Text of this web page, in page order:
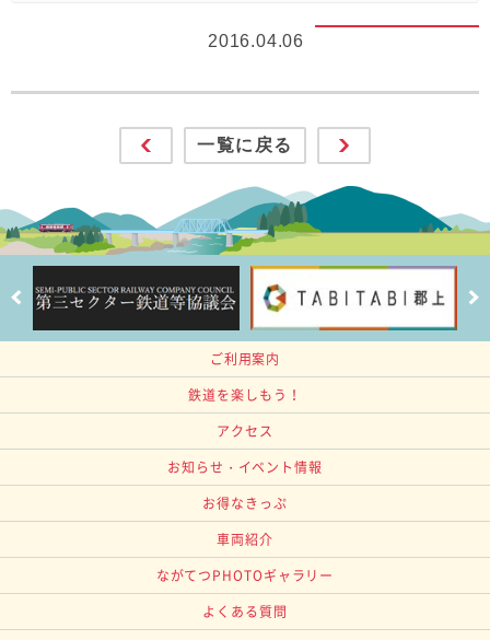
2016.04.06
一覧に戻る
ご利用案内
鉄道を楽しもう！
アクセス
お知らせ・イベント情報
お得なきっぷ
車両紹介
ながてつPHOTOギャラリー
よくある質問